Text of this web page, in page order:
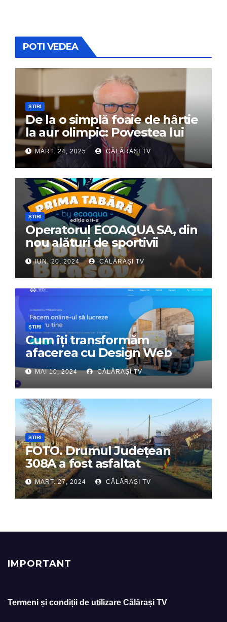
POTI VEDEA
ȘTIRI
De la o simplă foaie de hârtie
la aur olimpic: Povestea lui
Dumitru Chirilă
MART. 24, 2025 CĂLĂRAȘI TV
ȘTIRI
Operatorul ECOAQUA SA, din
nou alături de sportivii
călărășeni. Începe „Prima
Tabără”!
IUN. 20, 2024 CĂLĂRAȘI TV
ȘTIRI
Cum îți transformăm
afacerea cu Design Web
Interactiv – Partenerul tău
digital de încredere
MAI 10, 2024 CĂLĂRAȘI TV
ȘTIRI
FOTO. Drumul Județean
308A a fost asfaltat
MART. 27, 2024 CĂLĂRAȘI TV
IMPORTANT
Termeni și condiții de utilizare Călărași TV